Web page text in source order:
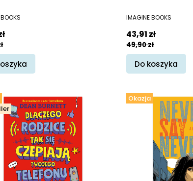
PRODUCENT
IMAGINE BOOKS
Cena promocyjna
43,91 zł
49,90 zł
Do koszyka
Okazja